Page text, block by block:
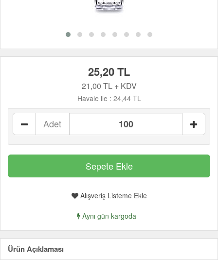
25,20 TL
21,00 TL + KDV
Havale ile : 24,44 TL
Adet
Alışveriş Listeme Ekle
Aynı gün kargoda
Ürün Açıklaması